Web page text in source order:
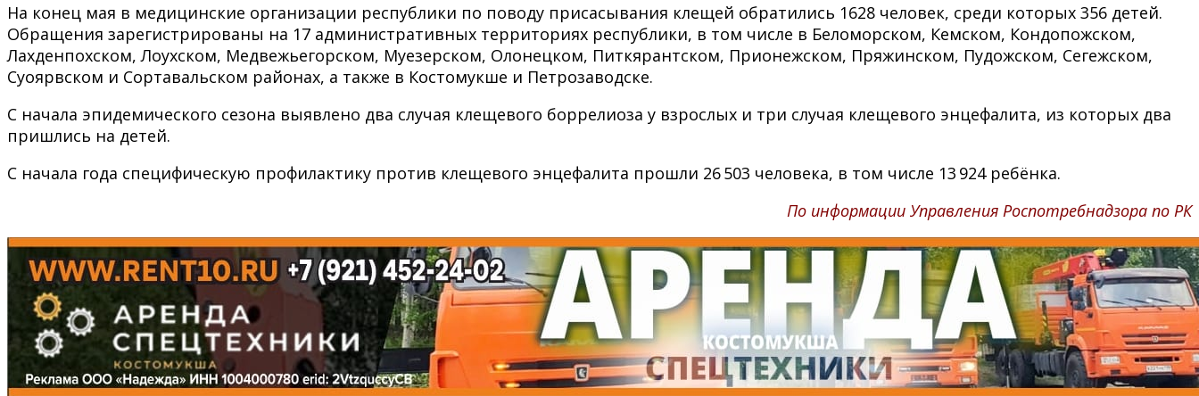
На конец мая в медицинские организации республики по поводу присасывания клещей обратились 1628 человек, среди которых 356 детей.
Обращения зарегистрированы на 17 административных территориях республики, в том числе в Беломорском, Кемском, Кондопожском,
Лахденпохском, Лоухском, Медвежьегорском, Муезерском, Олонецком, Питкярантском, Прионежском, Пряжинском, Пудожском, Сегежском,
Суоярвском и Сортавальском районах, а также в Костомукше и Петрозаводске.
С начала эпидемического сезона выявлено два случая клещевого боррелиоза у взрослых и три случая клещевого энцефалита, из которых два
пришлись на детей.
С начала года специфическую профилактику против клещевого энцефалита прошли 26 503 человека, в том числе 13 924 ребёнка.
По информации Управления Роспотребнадзора по РК